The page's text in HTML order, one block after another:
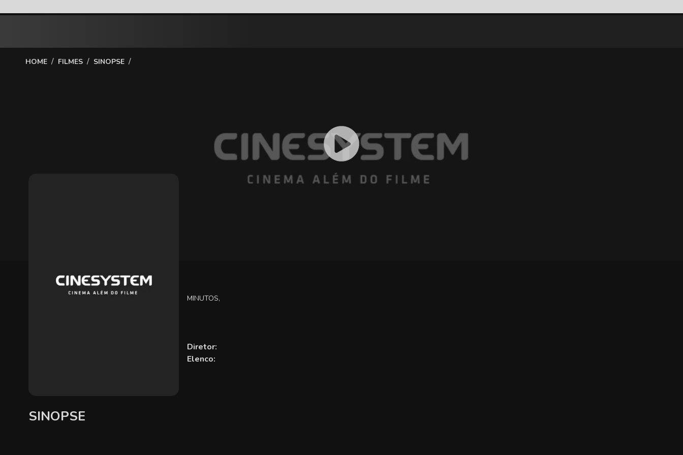
HOME / FILMES / SINOPSE /
MINUTOS,
Diretor:
Elenco:
SINOPSE